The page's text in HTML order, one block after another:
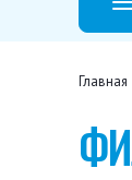
Главная